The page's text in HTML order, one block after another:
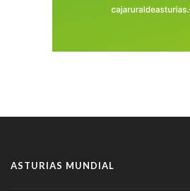
ASTURIAS MUNDIAL